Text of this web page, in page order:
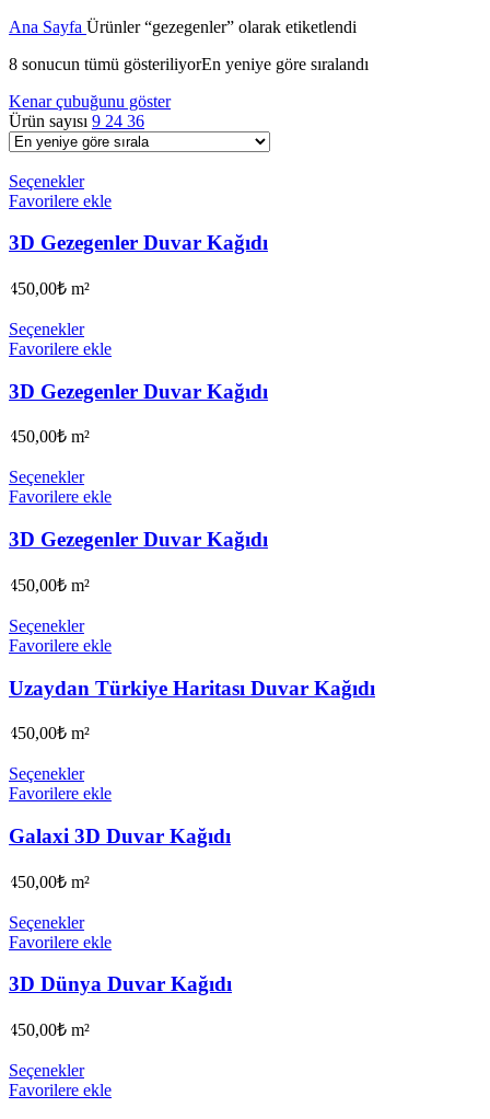
Ana Sayfa Ürünler “gezegenler” olarak etiketlendi
8 sonucun tümü gösteriliyorEn yeniye göre sıralandı
Kenar çubuğunu göster
Ürün sayısı 9 24 36
Seçenekler
Favorilere ekle
3D Gezegenler Duvar Kağıdı
450,00₺ m²
Seçenekler
Favorilere ekle
3D Gezegenler Duvar Kağıdı
450,00₺ m²
Seçenekler
Favorilere ekle
3D Gezegenler Duvar Kağıdı
450,00₺ m²
Seçenekler
Favorilere ekle
Uzaydan Türkiye Haritası Duvar Kağıdı
450,00₺ m²
Seçenekler
Favorilere ekle
Galaxi 3D Duvar Kağıdı
450,00₺ m²
Seçenekler
Favorilere ekle
3D Dünya Duvar Kağıdı
450,00₺ m²
Seçenekler
Favorilere ekle